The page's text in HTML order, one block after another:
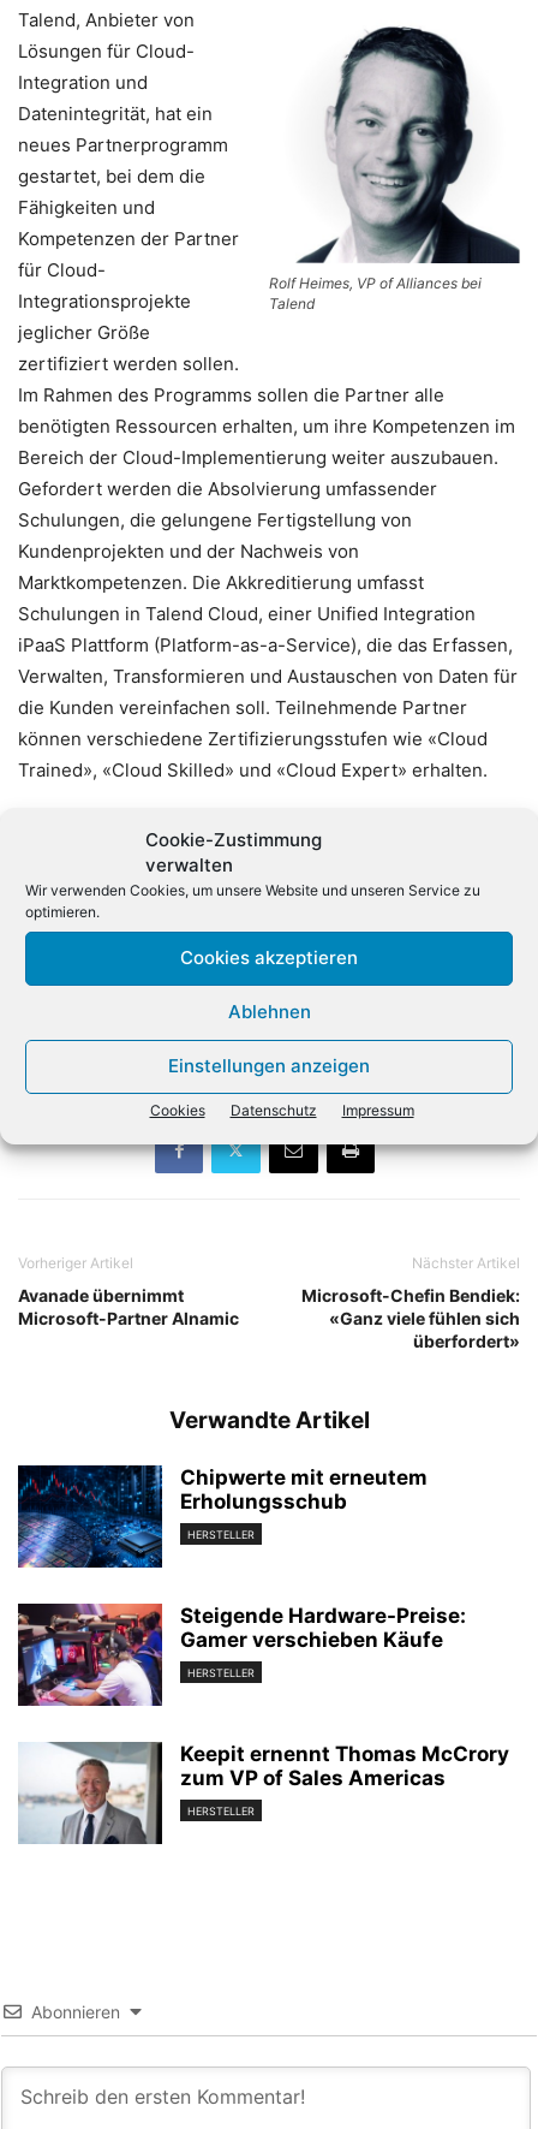
Cookie-Zustimmung
verwalten
Wir verwenden Cookies, um unsere Website und unseren Service zu
optimieren.
Cookies akzeptieren
Ablehnen
Einstellungen anzeigen
Cookies Datenschutz Impressum
Rolf Heimes, VP of Alliances bei
Talend
Talend, Anbieter von
Lösungen für Cloud-
Integration und
Datenintegrität, hat ein
neues Partnerprogramm
gestartet, bei dem die
Fähigkeiten und
Kompetenzen der Partner
für Cloud-
Integrationsprojekte
jeglicher Größe
zertifiziert werden sollen.
Im Rahmen des Programms sollen die Partner alle
benötigten Ressourcen erhalten, um ihre Kompetenzen im
Bereich der Cloud-Implementierung weiter auszubauen.
Gefordert werden die Absolvierung umfassender
Schulungen, die gelungene Fertigstellung von
Kundenprojekten und der Nachweis von
Marktkompetenzen. Die Akkreditierung umfasst
Schulungen in Talend Cloud, einer Unified Integration
iPaaS Plattform (Platform-as-a-Service), die das Erfassen,
Verwalten, Transformieren und Austauschen von Daten für
die Kunden vereinfachen soll. Teilnehmende Partner
können verschiedene Zertifizierungsstufen wie «Cloud
Trained», «Cloud Skilled» und «Cloud Expert» erhalten.
Einige Partner weltweit haben die neue Cloud-
Akkreditierung bereits erhalten: Als «Cloud Expert»
wurden Abilis, Cimt, Cap Gemini, Datalytyx, Intodata,
Keyrus, Wavicle und Ysance akkreditiert, als «Cloud
Skilled» Confexx, JEMS und Synaltic und als «Cloud
Trained» die Unternehmen Business & Decisions, CGI,
Edgematics, Edgedatawave, Elternativa, Quinscape,
Servian, Sopra Steria und Vo2.
Vorheriger Artikel
Avanade übernimmt
Microsoft-Partner Alnamic
Nächster Artikel
Microsoft-Chefin Bendiek:
«Ganz viele fühlen sich
überfordert»
Verwandte Artikel
Chipwerte mit erneutem
Erholungsschub
HERSTELLER
Steigende Hardware-Preise:
Gamer verschieben Käufe
HERSTELLER
Keepit ernennt Thomas McCrory
zum VP of Sales Americas
HERSTELLER
Abonnieren